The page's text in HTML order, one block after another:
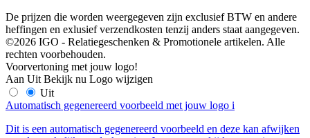
De prijzen die worden weergegeven zijn exclusief BTW en andere
heffingen en exlusief verzendkosten tenzij anders staat aangegeven.
©2026 IGO - Relatiegeschenken & Promotionele artikelen. Alle
rechten voorbehouden.
Voorvertoning met jouw logo!
Aan Uit Bekijk nu Logo wijzigen
Uit
Automatisch gegenereerd voorbeeld met jouw logo i
Dit is een automatisch gegenereerd voorbeeld en deze kan afwijken